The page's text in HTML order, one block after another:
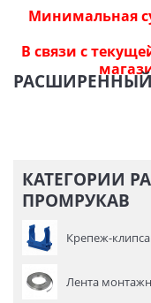
Минимальная
В связи с
КАТЕГОРИИ
ПРОМРУКАВ
Крепеж-
Лента